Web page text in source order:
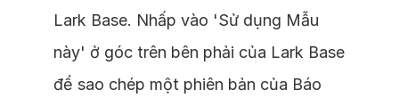
Lark Base. Nhấp vào 'Sử dụng Mẫu
này' ở góc trên bên phải của Lark Base
để sao chép một phiên bản của Báo